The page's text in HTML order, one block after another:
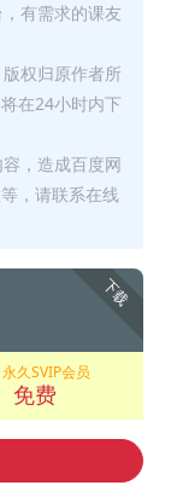
有需求的课友
权归原作者所
在24小时内下
，造成百度网
，请联系在线
下载
永久SVIP会员
免费